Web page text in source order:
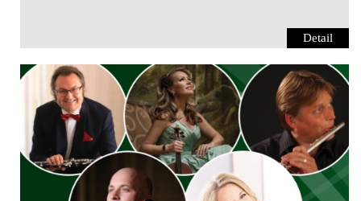
Detail